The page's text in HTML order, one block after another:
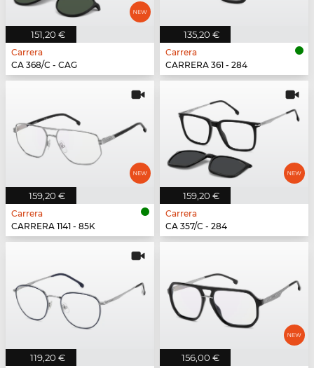
151,20 €
Carrera
CA 368/C - CAG
135,20 €
Carrera
CARRERA 361 - 284
159,20 €
Carrera
CARRERA 1141 - 85K
159,20 €
Carrera
CA 357/C - 284
119,20 € 156,00 €